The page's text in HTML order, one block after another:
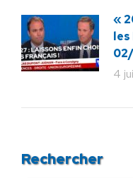
«
les
4
Rechercher